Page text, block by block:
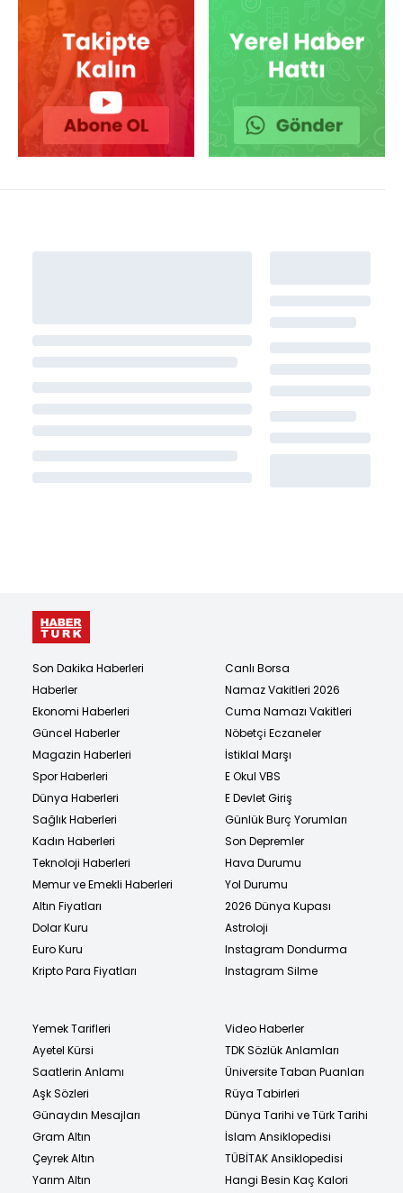
Son Dakika Haberleri
Haberler
Ekonomi Haberleri
Güncel Haberler
Magazin Haberleri
Spor Haberleri
Dünya Haberleri
Sağlık Haberleri
Kadın Haberleri
Teknoloji Haberleri
Memur ve Emekli Haberleri
Altın Fiyatları
Dolar Kuru
Euro Kuru
Kripto Para Fiyatları
Canlı Borsa
Namaz Vakitleri 2026
Cuma Namazı Vakitleri
Nöbetçi Eczaneler
İstiklal Marşı
E Okul VBS
E Devlet Giriş
Günlük Burç Yorumları
Son Depremler
Hava Durumu
Yol Durumu
2026 Dünya Kupası
Astroloji
Instagram Dondurma
Instagram Silme
Yemek Tarifleri
Ayetel Kürsi
Saatlerin Anlamı
Aşk Sözleri
Günaydın Mesajları
Gram Altın
Çeyrek Altın
Yarım Altın
Video Haberler
TDK Sözlük Anlamları
Üniversite Taban Puanları
Rüya Tabirleri
Dünya Tarihi ve Türk Tarihi
İslam Ansiklopedisi
TÜBİTAK Ansiklopedisi
Hangi Besin Kaç Kalori